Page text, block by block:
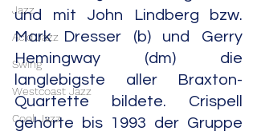
Jazz
Acid Jazz
Swing
Westcoast Jazz
Cool Jazz
und mit John Lindberg bzw.
Mark Dresser (b) und Gerry
Hemingway (dm) die
langlebigste aller Braxton-
Quartette bildete. Crispell
gehörte bis 1993 der Gruppe